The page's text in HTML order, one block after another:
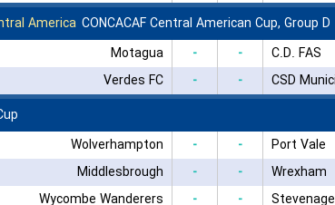
America CONCACAF Central American Cup, Group D
Motagua
- - C.D. FAS
Verdes FC
- - CSD
Wolverhampton
- - Port Vale
Middlesbrough
- - Wrexham
Wycombe Wanderers
- -